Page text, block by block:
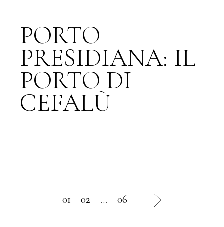
PORTO
PRESIDIANA: IL
PORTO DI
CEFALÙ
01 02 … 06